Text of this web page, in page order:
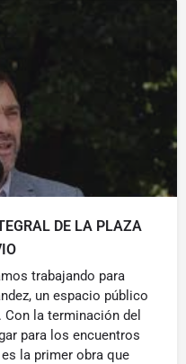
DE LA PLAZA
trabajando para
un espacio público
la terminación del
para los encuentros
la primer obra que